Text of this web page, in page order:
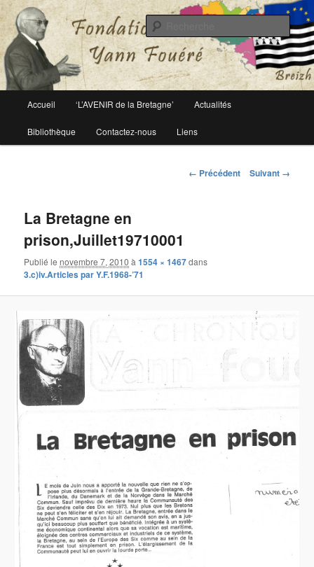
Fondation Yann Fouéré
Le site officiel de la fondation Yann Fouéré
principal
Aller
au
Accueil ‘L’AVENIR de la Bretagne’ Actualités
Bibliothèque Contactez-nous Liens
Navigation
← Précédent Suivant →
La Bretagne en
prison,Juillet19710001
Publié lenovembre 7, 2010 à1554 × 1467dans
3.c)iv.Articles par Y.F.1968-’71